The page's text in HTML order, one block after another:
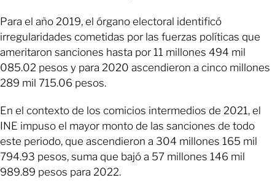
Para el año 2019, el órgano electoral identificó
irregularidades cometidas por las fuerzas políticas que
ameritaron sanciones hasta por 11 millones 494 mil
085.02 pesos y para 2020 ascendieron a cinco millones
289 mil 715.06 pesos.
En el contexto de los comicios intermedios de 2021, el
INE impuso el mayor monto de las sanciones de todo
este periodo, que ascendieron a 304 millones 165 mil
794.93 pesos, suma que bajó a 57 millones 146 mil
989.89 pesos para 2022.